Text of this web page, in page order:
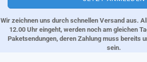
Wir zeichnen uns durch schnellen Versand aus.
12.00 Uhr eingeht, werden noch am gleichen
Paketsendungen, deren Zahlung muss bereits
sein.